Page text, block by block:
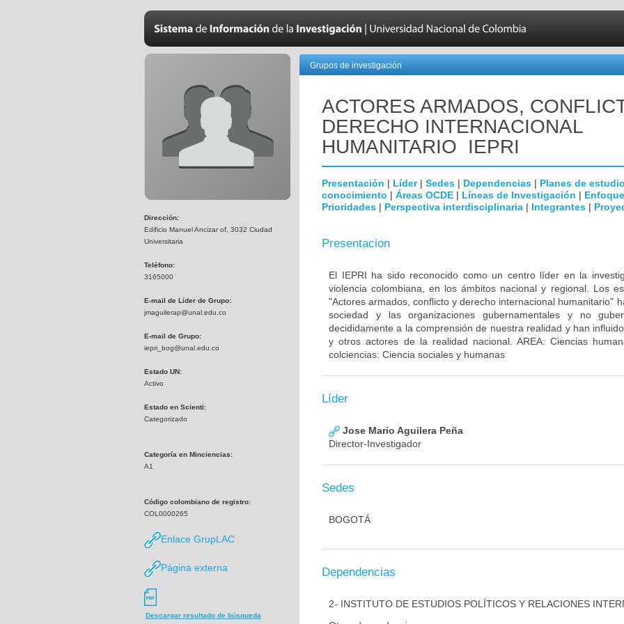
Dirección:
Edificio Manuel Ancizar of, 3032 Ciudad
Universitaria
Teléfono:
3165000
E-mail de Líder de Grupo:
jmaguilerap@unal.edu.co
E-mail de Grupo:
iepri_bog@unal.edu.co
Estado UN:
Activo
Estado en Scienti:
Categorizado
Categoría en Minciencias:
A1
Código colombiano de registro:
COL0000265
Enlace GrupLAC
Página externa
Descargar resultado de búsqueda
Grupos de investigación
ACTORES ARMADOS,
DERECHO INTERNACIONAL
HUMANITARIO ­ IEPRI
Presentación | Líder| Sedes | Dependencias | Planes de
conocimiento | Áreas OCDE | Líneas de Investigación |
Prioridades | Perspectiva interdisciplinaria | Integrantes |
Presentacion
El IEPRI ha sido reconocido como un centro líder en la
violencia colombiana, en los ámbitos nacional y regional. Los
"Actores armados, conflicto y derecho internacional humanitario"
sociedad y las organizaciones gubernamentales y no
decididamente a la comprensión de nuestra realidad y han
y otros actores de la realidad nacional. AREA: Ciencias
colciencias: Ciencia sociales y humanas
Líder
Jose Mario Aguilera Peña
Director-Investigador
Sedes
BOGOTÁ
Dependencias
2- INSTITUTO DE ESTUDIOS POLÍTICOS Y RELACIONES